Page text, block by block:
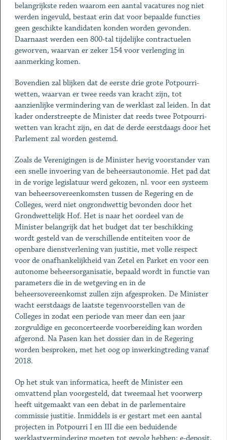
belangrijkste reden waarom een aantal vacatures nog niet
werden ingevuld, bestaat erin dat voor bepaalde functies
geen geschikte kandidaten konden worden gevonden.
Daarnaast werden een 800-tal tijdelijke contractuelen
geworven, waarvan er zeker 154 voor verlenging in
aanmerking komen.
Bovendien zal blijken dat de eerste drie grote Potpourri-
wetten, waarvan er twee reeds van kracht zijn, tot
aanzienlijke vermindering van de werklast zal leiden. In dat
kader onderstreepte de Minister dat reeds twee Potpourri-
wetten van kracht zijn, en dat de derde eerstdaags door het
Parlement zal worden gestemd.
Zoals de Verenigingen is de Minister hevig voorstander van
een snelle invoering van de beheersautonomie. Het pad dat
in de vorige legislatuur werd gekozen, nl. voor een systeem
van beheersovereenkomsten tussen de Regering en de
Colleges, werd niet ongrondwettig bevonden door het
Grondwettelijk Hof. Het is naar het oordeel van de
Minister belangrijk dat het budget dat ter beschikking
wordt gesteld van de verschillende entiteiten voor de
openbare dienstverlening van justitie, met volle respect
voor de onafhankelijkheid van Zetel en Parket en voor een
autonome beheersorganisatie, bepaald wordt in functie van
parameters die in de wetgeving en in de
beheersovereenkomst zullen zijn afgesproken. De Minister
wacht eerstdaags de laatste tegenvoorstellen van de
Colleges in zodat een periode van meer dan een jaar
zorgvuldige en geconcerteerde voorbereiding kan worden
afgerond. Na Pasen kan het dossier dan in de Regering
worden besproken, met het oog op inwerkingtreding vanaf
2018.
Op het stuk van informatica, heeft de Minister een
omvattend plan voorgesteld, dat tweemaal het voorwerp
heeft uitgemaakt van een debat in de parlementaire
commissie justitie. Inmiddels is er gestart met een aantal
projecten in Potpourri I en III die een beduidende